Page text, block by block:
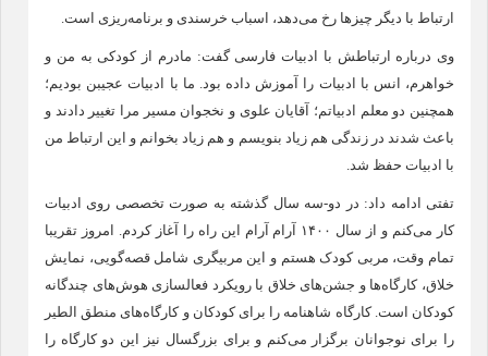
ارتباط با دیگر چیزها رخ می‌دهد، اسباب خرسندی و برنامه‌ریزی است.
وی درباره ارتباطش با ادبیات فارسی گفت: مادرم از کودکی به من و
خواهرم، انس با ادبیات را آموزش داده بود. ما با ادبیات عجیبن بودیم؛
همچنین دو معلم ادبیاتم؛ آقایان علوی و نخجوان مسیر مرا تغییر دادند و
باعث شدند در زندگی هم زیاد بنویسم و هم زیاد بخوانم و این ارتباط من
با ادبیات حفظ شد.
تفتی ادامه داد: در دو-سه سال گذشته به صورت تخصصی روی ادبیات
کار می‌کنم و از سال ۱۴۰۰ آرام آرام این راه را آغاز کردم. امروز تقریبا
تمام وقت، مربی کودک هستم و این مربیگری شامل قصه‌گویی، نمایش
خلاق، کارگاه‌ها و جشن‌های خلاق با رویکرد فعالسازی هوش‌های چندگانه
کودکان است. کارگاه شاهنامه را برای کودکان و کارگاه‌های منطق الطیر
را برای نوجوانان برگزار می‌کنم و برای بزرگسال نیز این دو کارگاه را